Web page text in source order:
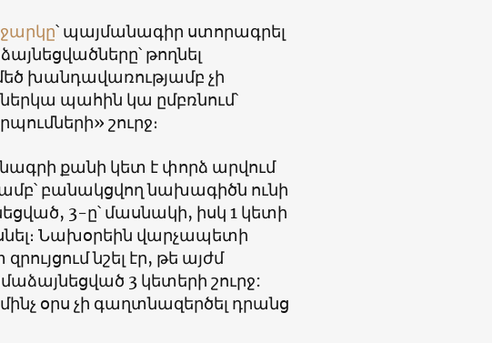
՝ պայմանագիր ստորագրել
թողնել
խանդավառությամբ չի
ներկա պահին կա ըմբռնում՝
շուրջ։
քանի կետ է փորձ արվում
բանակցվող նախագիծն ունի
3-ը՝ մասնակի, իսկ 1 կետի
Նախօրեին վարչապետի
նշել էր, թե այժմ
3 կետերի շուրջ:
օրս չի գաղտնազերծել դրանց